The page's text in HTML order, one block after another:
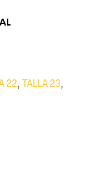
22 TALLA 23